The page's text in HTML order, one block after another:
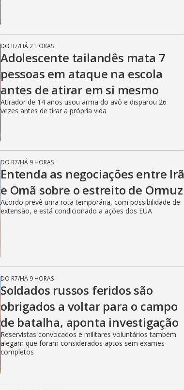
DO R7/HÁ 2 HORAS
Adolescente tailandês mata 7
pessoas em ataque na escola
antes de atirar em si mesmo
Atirador de 14 anos usou arma do avô e disparou 26
vezes antes de tirar a própria vida
DO R7/HÁ 9 HORAS
Entenda as negociações entre Irã
e Omã sobre o estreito de Ormuz
Acordo prevê uma rota temporária, com possibilidade de
extensão, e está condicionado a ações dos EUA
DO R7/HÁ 9 HORAS
Soldados russos feridos são
obrigados a voltar para o campo
de batalha, aponta investigação
Reservistas convocados e militares voluntários também
alegam que foram considerados aptos sem exames
completos